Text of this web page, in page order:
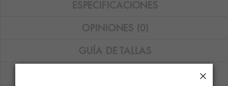
ESPECIFICACIONES
OPINIONES (0)
GUÍA DE TALLAS
×